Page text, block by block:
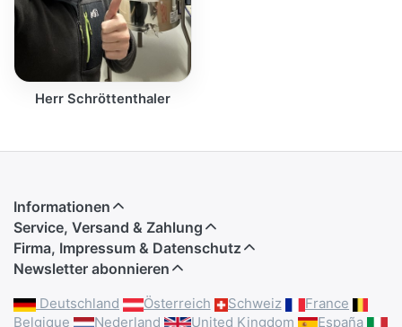
Herr Schröttenthaler
Informationen
Service, Versand & Zahlung
Firma, Impressum & Datenschutz
Newsletter abonnieren
Deutschland Österreich Schweiz
France
Belgique
Nederland United Kingdom España